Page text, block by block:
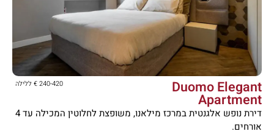




Duomo Elegant
Apartment
240-420 € ללילה
דירת נופש אלגנטית במרכז מילאנו, משופצת לחלוטין המכילה עד 4
אורחים.